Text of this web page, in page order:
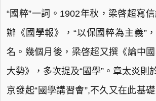
“國粹”一詞。1902年秋，梁啓超寫
辦《國學報》，“以保國粹為主義”
名。幾個月後，梁啓超又撰《論中
大勢》，多次提及“國學”。章太炎則
京發起“國學講習會”,不久又在此基